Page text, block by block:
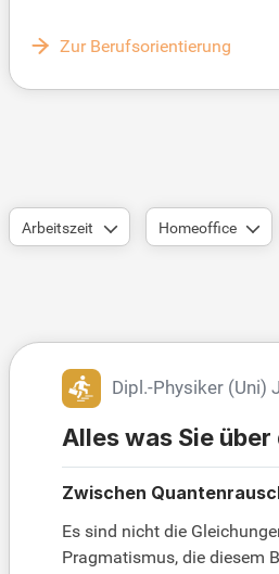
Zur Berufsorientierung
Arbeitszeit Homeoffice
Dipl.-Physiker (Uni)
Alles was Sie
Zwischen
Es sind nicht die
Pragmatismus, die diesem